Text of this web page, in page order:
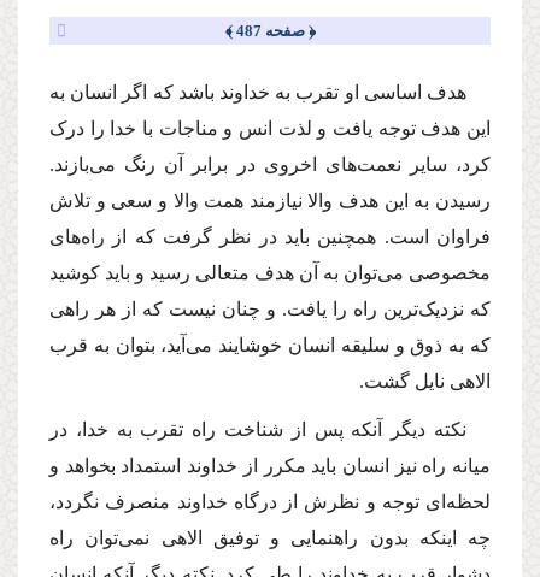
﴿ صفحه 487 ﴾
هدف اساسی او تقرب به خداوند باشد که اگر انسان به
این هدف توجه یافت و لذت انس و مناجات با خدا را درک
کرد، سایر نعمت‌های اخروی در برابر آن رنگ می‌بازند.
رسیدن به این هدف والا نیازمند همت والا و سعی و تلاش
فراوان است. همچنین باید در نظر گرفت که از راه‌های
مخصوصی می‌توان به آن هدف متعالی رسید و باید کوشید
که نزدیک‌ترین راه را یافت. و چنان نیست که از هر راهی
که به ذوق و سلیقه انسان خوشایند می‌آید، بتوان به قرب
الاهی نایل گشت.
نکته دیگر آنکه پس از شناخت راه تقرب به خدا، در
میانه راه نیز انسان باید مکرر از خداوند استمداد بخواهد و
لحظه‌ای توجه و نظرش از درگاه خداوند منصرف نگردد،
چه اینکه بدون راهنمایی و توفیق الاهی نمی‌توان راه